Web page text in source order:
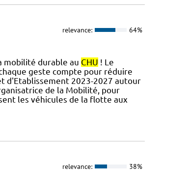
relevance: 64%
mobilité durable au CHU ! Le
geste compte pour réduire
d'Etablissement 2023-2027 autour
de la Mobilité, pour
les véhicules de la flotte aux
relevance: 38%